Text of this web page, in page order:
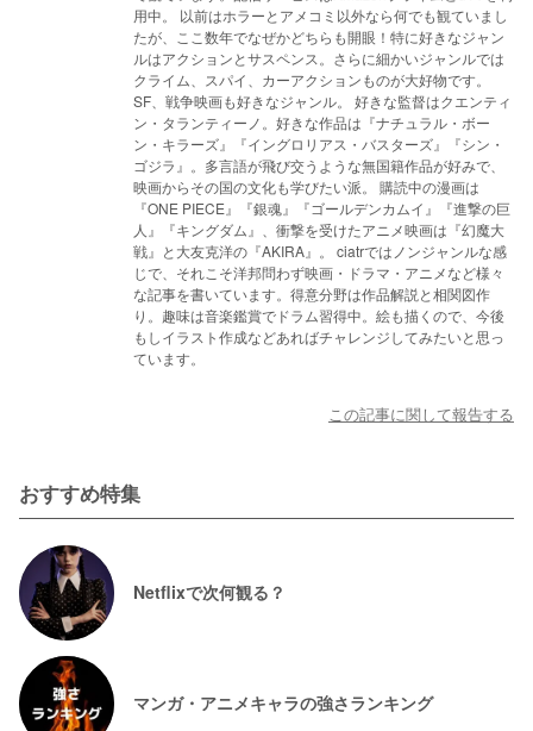
用中。 以前はホラーとアメコミ以外なら何でも観ていまし
たが、ここ数年でなぜかどちらも開眼！特に好きなジャン
ルはアクションとサスペンス。さらに細かいジャンルでは
クライム、スパイ、カーアクションものが大好物です。
SF、戦争映画も好きなジャンル。 好きな監督はクエンティ
ン・タランティーノ。好きな作品は『ナチュラル・ボー
ン・キラーズ』『イングロリアス・バスターズ』『シン・
ゴジラ』。多言語が飛び交うような無国籍作品が好みで、
映画からその国の文化も学びたい派。 購読中の漫画は
『ONE PIECE』『銀魂』『ゴールデンカムイ』『進撃の巨
人』『キングダム』、衝撃を受けたアニメ映画は『幻魔大
戦』と大友克洋の『AKIRA』。 ciatrではノンジャンルな感
じで、それこそ洋邦問わず映画・ドラマ・アニメなど様々
な記事を書いています。得意分野は作品解説と相関図作
り。趣味は音楽鑑賞でドラム習得中。絵も描くので、今後
もしイラスト作成などあればチャレンジしてみたいと思っ
ています。
この記事に関して報告する
おすすめ特集
Netflixで次何観る？
マンガ・アニメキャラの強さランキング